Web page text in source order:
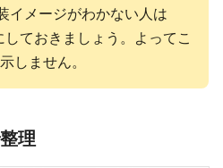
イメージがわかない人は
ておきましょう。よってこ
しません。
理